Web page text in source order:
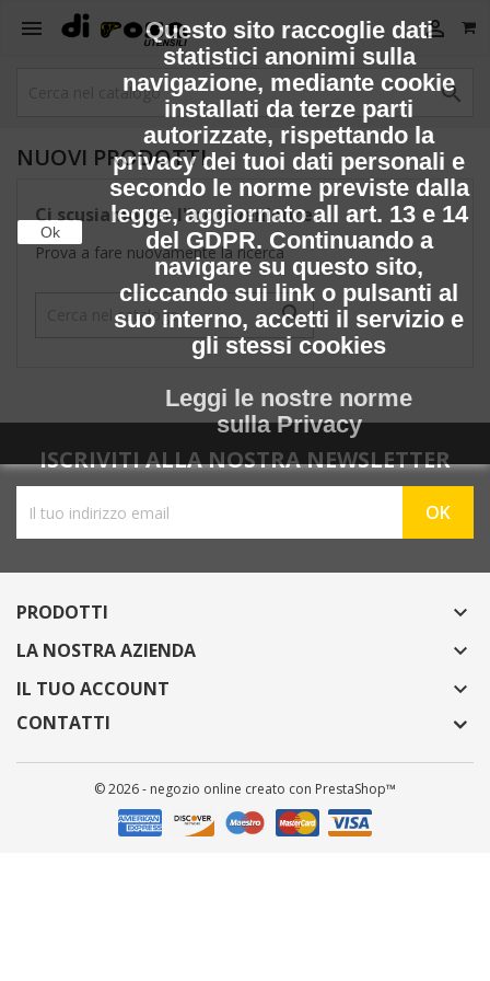
 

NUOVI PRODOTTI
Ci scusiamo per l'inconveniente.
Prova a fare nuovamente la ricerca

ISCRIVITI ALLA NOSTRA NEWSLETTER
PRODOTTI 
LA NOSTRA AZIENDA 
IL TUO ACCOUNT 
CONTATTI
Ok
Questo sito raccoglie dati
statistici anonimi sulla
navigazione, mediante cookie
installati da terze parti
autorizzate, rispettando la
privacy dei tuoi dati personali e
secondo le norme previste dalla
legge, aggiornato all art. 13 e 14
del GDPR. Continuando a
navigare su questo sito,
cliccando sui link o pulsanti al
suo interno, accetti il servizio e
gli stessi cookies
Leggi le nostre norme
sulla Privacy
© 2026 - negozio online creato con PrestaShop™